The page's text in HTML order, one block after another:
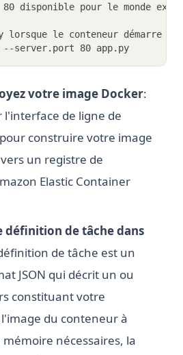
disponible pour le monde
lorsque le conteneur démarre
--server.port 80 app.py
votre image Docker:
l'interface de ligne de
construire votre image
un registre de
Elastic Container
définition de tâche dans
de tâche est un
JSON qui décrit un ou
constituant votre
du conteneur à
mémoire nécessaires, la